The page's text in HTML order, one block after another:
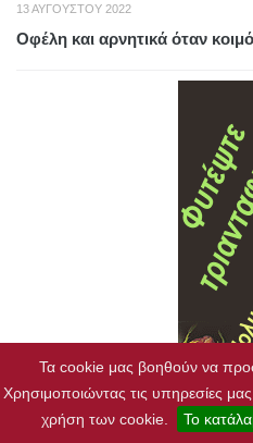
Τα cookie μας βοηθούν να
Χρησιμοποιώντας τις υπηρεσίες
χρήση των cookie.
Το
13 ΑΥΓΟΎΣΤΟΥ 2022
Οφέλη και αρνητικά όταν